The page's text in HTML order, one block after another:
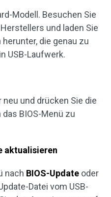
Modell. Besuchen Sie
und laden Sie
die genau zu
USB-Laufwerk.
und drücken Sie die
BIOS-Menü zu
aktualisieren
nach BIOS-Update oder
Datei vom USB-